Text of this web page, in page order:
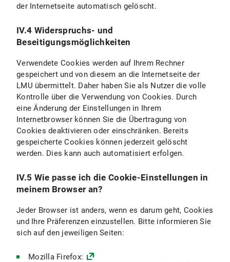
der Internetseite automatisch gelöscht.
IV.4 Widerspruchs- und
Beseitigungsmöglichkeiten
Verwendete Cookies werden auf Ihrem Rechner
gespeichert und von diesem an die Internetseite der
LMU übermittelt. Daher haben Sie als Nutzer die volle
Kontrolle über die Verwendung von Cookies. Durch
eine Änderung der Einstellungen in Ihrem
Internetbrowser können Sie die Übertragung von
Cookies deaktivieren oder einschränken. Bereits
gespeicherte Cookies können jederzeit gelöscht
werden. Dies kann auch automatisiert erfolgen.
IV.5 Wie passe ich die Cookie-Einstellungen in
meinem Browser an?
Jeder Browser ist anders, wenn es darum geht, Cookies
und Ihre Präferenzen einzustellen. Bitte informieren Sie
sich auf den jeweiligen Seiten:
Mozilla Firefox: